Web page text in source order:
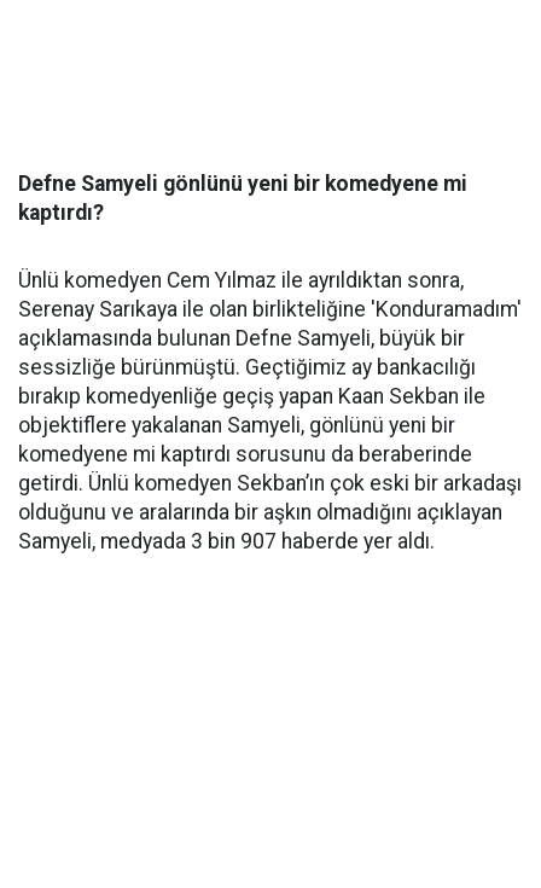
Defne Samyeli gönlünü yeni bir komedyene mi
kaptırdı?
Ünlü komedyen Cem Yılmaz ile ayrıldıktan sonra,
Serenay Sarıkaya ile olan birlikteliğine 'Konduramadım'
açıklamasında bulunan Defne Samyeli, büyük bir
sessizliğe bürünmüştü. Geçtiğimiz ay bankacılığı
bırakıp komedyenliğe geçiş yapan Kaan Sekban ile
objektiflere yakalanan Samyeli, gönlünü yeni bir
komedyene mi kaptırdı sorusunu da beraberinde
getirdi. Ünlü komedyen Sekban’ın çok eski bir arkadaşı
olduğunu ve aralarında bir aşkın olmadığını açıklayan
Samyeli, medyada 3 bin 907 haberde yer aldı.